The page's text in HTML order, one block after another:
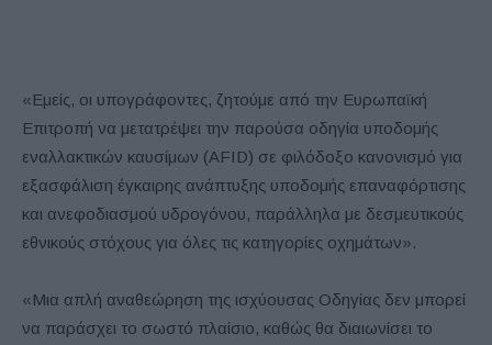
«Εμείς, οι υπογράφοντες, ζητούμε από την Ευρωπαϊκή
Επιτροπή να μετατρέψει την παρούσα οδηγία υποδομής
εναλλακτικών καυσίμων (AFID) σε φιλόδοξο κανονισμό για
εξασφάλιση έγκαιρης ανάπτυξης υποδομής επαναφόρτισης
και ανεφοδιασμού υδρογόνου, παράλληλα με δεσμευτικούς
εθνικούς στόχους για όλες τις κατηγορίες οχημάτων».
«Μια απλή αναθεώρηση της ισχύουσας Οδηγίας δεν μπορεί
να παράσχει το σωστό πλαίσιο, καθώς θα διαιωνίσει το